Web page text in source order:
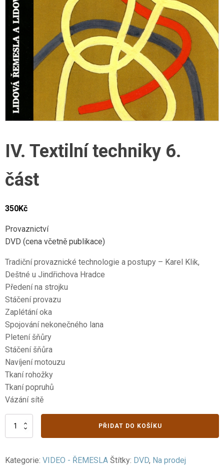
IV. Textilní techniky 6.
část
350Kč
Provaznictví
DVD (cena včetně publikace)
Tradiční provaznické technologie a postupy – Karel Klik,
Deštné u Jindřichova Hradce
Předení na strojku
Stáčení provazu
Zaplétání oka
Spojování nekonečného lana
Pletení šňůry
Stáčení šňůra
Navíjení motouzu
Tkaní rohožky
Tkaní popruhů
Vázání sítě
část
PŘIDAT DO KOŠÍKU
Kategorie: VIDEO - ŘEMESLA Štítky: DVD, Na prodej